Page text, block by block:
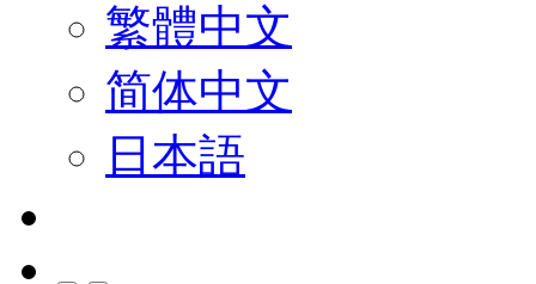
繁體中文
简体中文
日本語